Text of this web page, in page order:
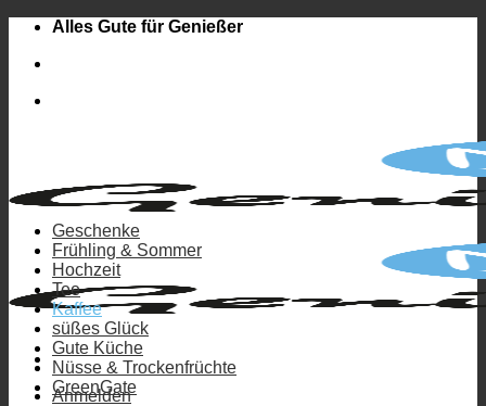
Zum
springen
Alles Gute für Genießer
Anmelden
Geschenke
Frühling & Sommer
Hochzeit
Tee
Kaffee
süßes Glück
Gute Küche
Nüsse & Trockenfrüchte
GreenGate